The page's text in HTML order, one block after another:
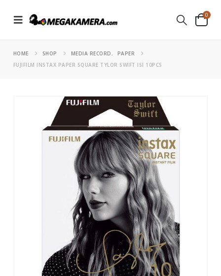
0
HOME SHOP MEDIA RECORD,
PAPER
FUJIFILM INSTAX PAPER SQUARE TYLOR SWIFT ISI 10PCS